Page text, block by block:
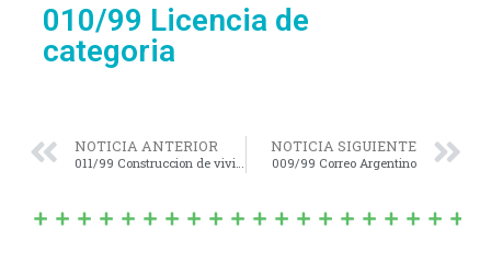
010/99 Licencia de
categoria
NOTICIA ANTERIOR
011/99 Construccion de viviendas
NOTICIA SIGUIENTE
009/99 Correo Argentino